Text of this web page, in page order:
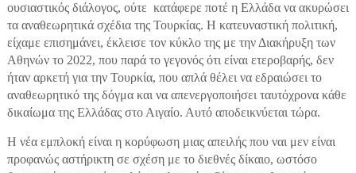
ουσιαστικός διάλογος, ούτε κατάφερε ποτέ η Ελλάδα να ακυρώσει
τα αναθεωρητικά σχέδια της Τουρκίας. Η κατευναστική πολιτική,
είχαμε επισημάνει, έκλεισε τον κύκλο της με την Διακήρυξη των
Αθηνών το 2022, που παρά το γεγονός ότι είναι ετεροβαρής, δεν
ήταν αρκετή για την Τουρκία, που απλά θέλει να εδραιώσει το
αναθεωρητικό της δόγμα και να απενεργοποιήσει ταυτόχρονα κάθε
δικαίωμα της Ελλάδας στο Αιγαίο. Αυτό αποδεικνύεται τώρα.
Η νέα εμπλοκή είναι η κορύφωση μιας απειλής που ναι μεν είναι
προφανώς αστήρικτη σε σχέση με το διεθνές δίκαιο, ωστόσο